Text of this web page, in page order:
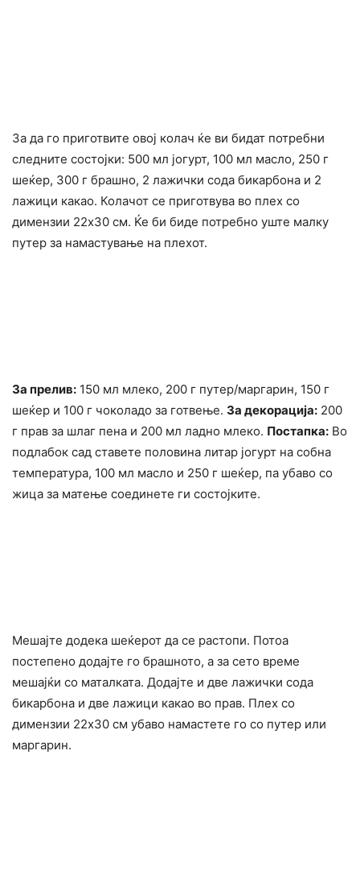
За да го приготвите овој колач ќе ви бидат потребни
следните состојки: 500 мл јогурт, 100 мл масло, 250 г
шеќер, 300 г брашно, 2 лажички сода бикарбона и 2
лажици какао. Колачот се приготвува во плех со
димензии 22х30 см. Ќе би биде потребно уште малку
путер за намастување на плехот.
За прелив: 150 мл млеко, 200 г путер/маргарин, 150 г
шеќер и 100 г чоколадо за готвење. За декорација: 200
г прав за шлаг пена и 200 мл ладно млеко. Постапка: Во
подлабок сад ставете половина литар јогурт на собна
температура, 100 мл масло и 250 г шеќер, па убаво со
жица за матење соединете ги состојките.
Мешајте додека шеќерот да се растопи. Потоа
постепено додаjте го брашното, а за сето време
мешајќи со маталката. Додајте и две лажички сода
бикарбона и две лажици какао во прав. Плех со
димензии 22х30 см убаво намастете го со путер или
маргарин.